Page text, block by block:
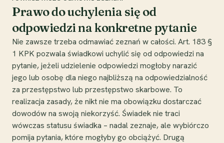
Prawo do uchylenia się od
odpowiedzi na konkretne pytanie
Nie zawsze trzeba odmawiać zeznań w całości. Art. 183 §
1 KPK pozwala świadkowi uchylić się od odpowiedzi na
pytanie, jeżeli udzielenie odpowiedzi mogłoby narazić
jego lub osobę dla niego najbliższą na odpowiedzialność
za przestępstwo lub przestępstwo skarbowe. To
realizacja zasady, że nikt nie ma obowiązku dostarczać
dowodów na swoją niekorzyść. Świadek nie traci
wówczas statusu świadka – nadal zeznaje, ale wybiórczo
pomija pytania, które mogłyby go obciążyć. Drugą